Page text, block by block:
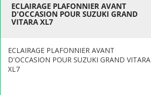
ECLAIRAGE PLAFONNIER AVANT
D'OCCASION POUR SUZUKI GRAND
VITARA XL7
ECLAIRAGE PLAFONNIER AVANT
D'OCCASION POUR SUZUKI GRAND VITARA
XL7